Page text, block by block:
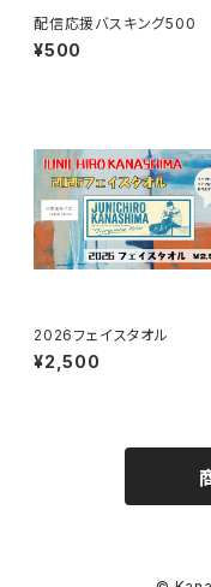
配信応援バスキング500
¥500
2026フェイスタオル
¥2,500